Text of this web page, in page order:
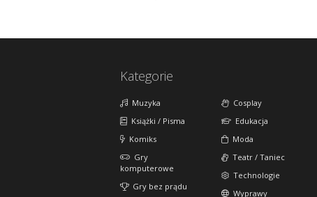
Kategorie
Muzyka
Książki / Pisma
Komiks
Gry
komputerowe
Gry bez prądu
Cosplay
Edukacja
Moda
Teatr / Taniec
Technologie
Wyprawy